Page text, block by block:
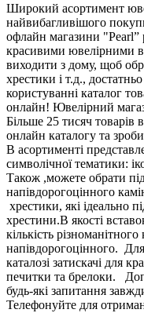
Широкий асортимент
найвибагливішого
офлайн магазини "Pearl”
красивими ювелірними
виходити з дому, щоб
хрестики і т.д.,
користуванні каталог
онлайн! Ювелірний
Більше 25 тисяч
онлайн каталогу та
В асортименті
символічної тематики:
Також ,можете обрати
напівдорогоцінного
хрестики, які ідеально
хрестини.В якості
кількість
напівдорогоцінного.
каталозі затискачі для
печитки та брелоки.
будь-які запитання
Телефонуйте для